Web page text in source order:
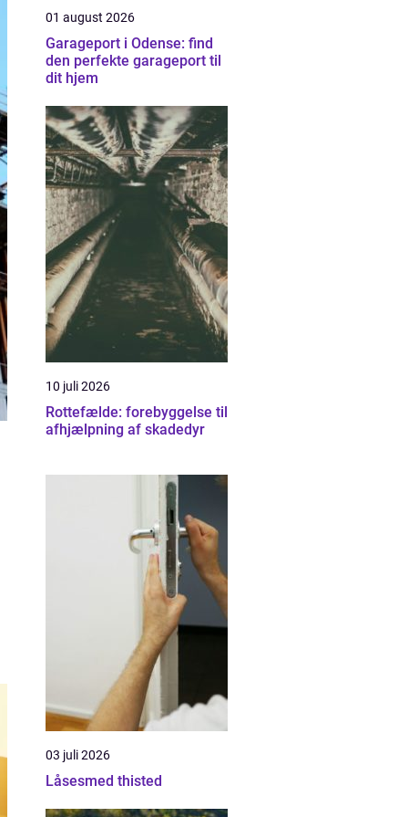
01 august 2026
Garageport i Odense: find
den perfekte garageport til
dit hjem
10 juli 2026
Rottefælde: forebyggelse til
afhjælpning af skadedyr
03 juli 2026
Låsesmed thisted